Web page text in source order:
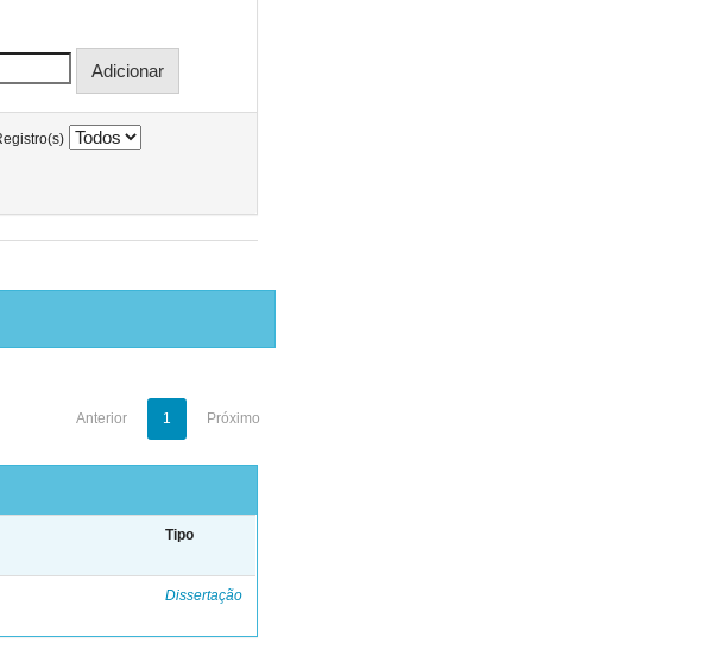
Anterior 1 Próximo
Tipo
Dissertação